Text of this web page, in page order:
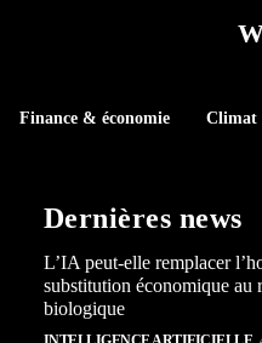
Finance & économie Climat
Dernières news
L’IA peut-elle remplacer
substitution économique au
biologique